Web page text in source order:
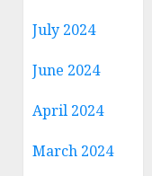
July 2024
June 2024
April 2024
March 2024